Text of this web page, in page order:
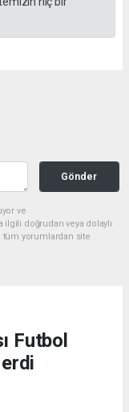
Gönder
ve
ilgili doğrudan veya dolaylı
tüm yorumlardan site
Futbol